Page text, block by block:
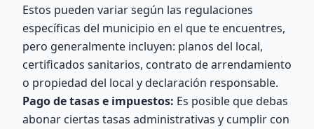
Estos pueden variar según las regulaciones
específicas del municipio en el que te encuentres,
pero generalmente incluyen: planos del local,
certificados sanitarios, contrato de arrendamiento
o propiedad del local y declaración responsable.
Pago de tasas e impuestos: Es posible que debas
abonar ciertas tasas administrativas y cumplir con